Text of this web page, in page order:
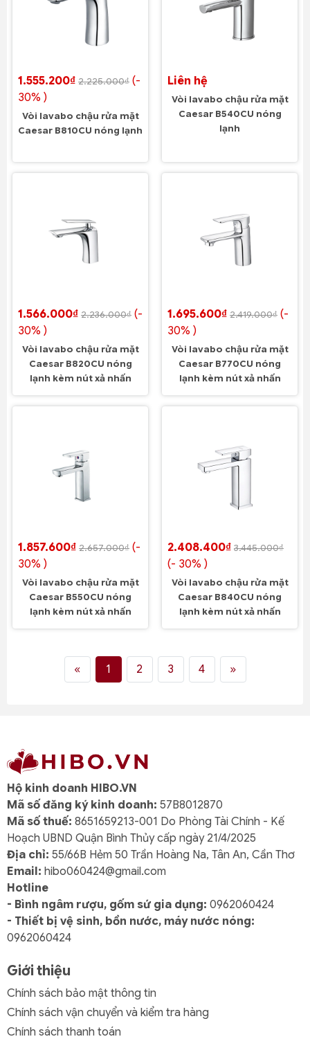
1.555.200₫ 2.225.000₫ (-
30% )
Vòi lavabo chậu rửa mặt
Caesar B810CU nóng lạnh
Liên hệ
Vòi lavabo chậu rửa mặt
Caesar B540CU nóng
lạnh
1.566.000₫ 2.236.000₫ (-
30% )
Vòi lavabo chậu rửa mặt
Caesar B820CU nóng
lạnh kèm nút xả nhấn
1.695.600₫ 2.419.000₫ (-
30% )
Vòi lavabo chậu rửa mặt
Caesar B770CU nóng
lạnh kèm nút xả nhấn
1.857.600₫ 2.657.000₫ (-
30% )
Vòi lavabo chậu rửa mặt
Caesar B550CU nóng
lạnh kèm nút xả nhấn
2.408.400₫ 3.445.000₫
(- 30% )
Vòi lavabo chậu rửa mặt
Caesar B840CU nóng
lạnh kèm nút xả nhấn
« 1 2 3 4 »
Hộ kinh doanh HIBO.VN
Mã số đăng ký kinh doanh: 57B8012870
Mã số thuế: 8651659213-001 Do Phòng Tài Chính - Kế
Hoạch UBND Quận Bình Thủy cấp ngày 21/4/2025
Địa chỉ: 55/66B Hẻm 50 Trần Hoàng Na, Tân An, Cần Thơ
Email: hibo060424@gmail.com
Hotline
- Bình ngâm rượu, gốm sứ gia dụng: 0962060424
- Thiết bị vệ sinh, bồn nước, máy nước nóng:
0962060424
Giới thiệu
Chính sách bảo mật thông tin
Chính sách vận chuyển và kiểm tra hàng
Chính sách thanh toán